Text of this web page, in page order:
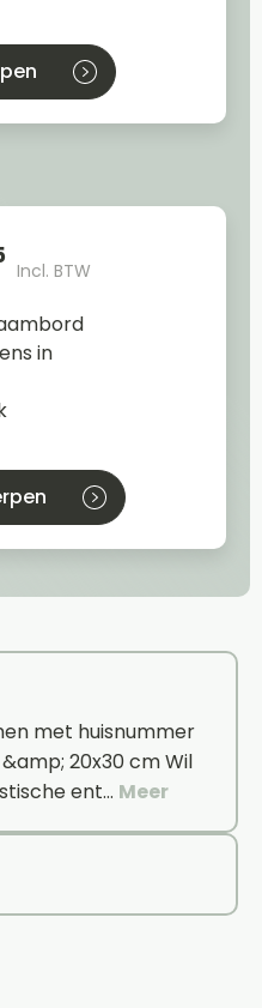
Incl. BTW
in
met huisnummer
20x30 cm Wil
ent… Meer